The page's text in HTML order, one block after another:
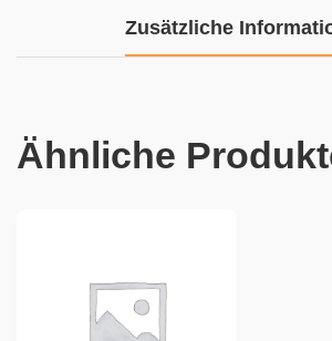
Zusätzliche
Ähnliche